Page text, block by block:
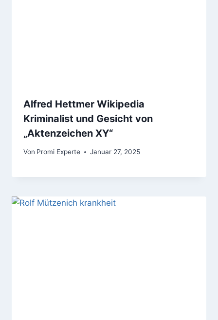
Alfred Hettmer Wikipedia
Kriminalist und Gesicht von
„Aktenzeichen XY“
Von Promi Experte Januar 27, 2025